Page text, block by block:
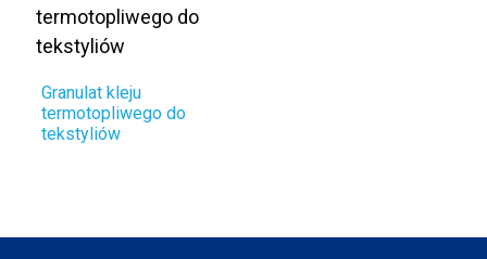
Granulat kleju
termotopliwego do
tekstyliów